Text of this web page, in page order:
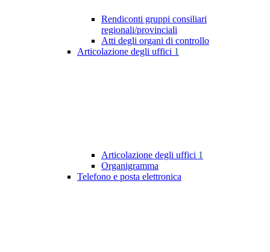
Rendiconti gruppi consiliari
regionali/provinciali
Atti degli organi di controllo
Articolazione degli uffici 1
Articolazione degli uffici 1
Organigramma
Telefono e posta elettronica